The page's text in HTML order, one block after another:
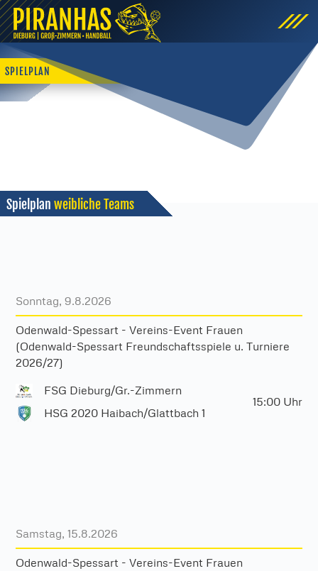
SPIELPLAN
Spielplan weibliche Teams
Sonntag, 9.8.2026
Odenwald-Spessart - Vereins-Event Frauen
(Odenwald-Spessart Freundschaftsspiele u. Turniere
2026/27)
FSG Dieburg/Gr.-Zimmern
HSG 2020 Haibach/Glattbach 1
15:00Uhr
Samstag, 15.8.2026
Odenwald-Spessart - Vereins-Event Frauen